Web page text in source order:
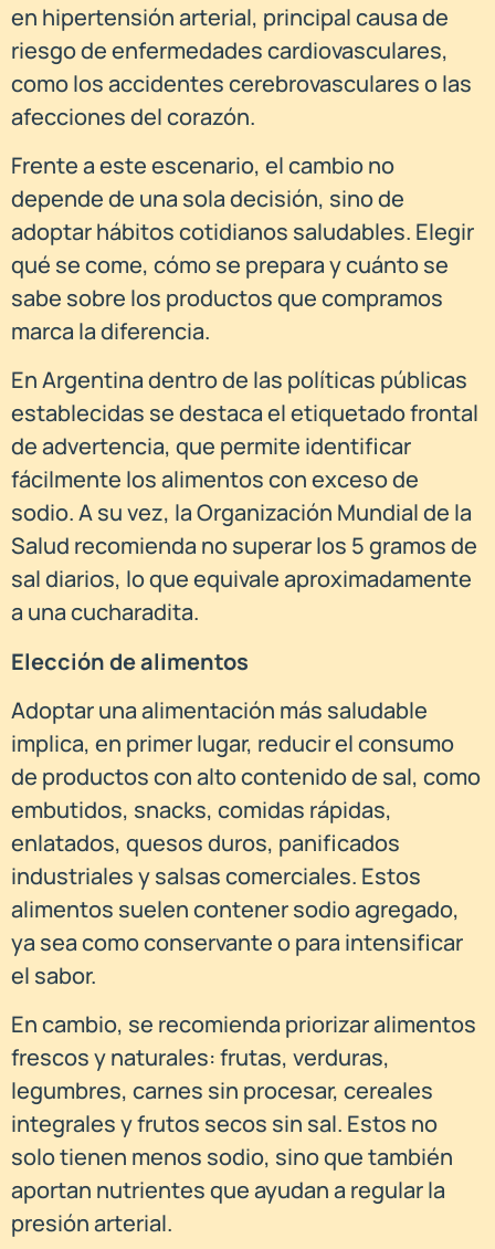
en hipertensión arterial, principal causa de
riesgo de enfermedades cardiovasculares,
como los accidentes cerebrovasculares o las
afecciones del corazón.
Frente a este escenario, el cambio no
depende de una sola decisión, sino de
adoptar hábitos cotidianos saludables. Elegir
qué se come, cómo se prepara y cuánto se
sabe sobre los productos que compramos
marca la diferencia.
En Argentina dentro de las políticas públicas
establecidas se destaca el etiquetado frontal
de advertencia, que permite identificar
fácilmente los alimentos con exceso de
sodio. A su vez, la Organización Mundial de la
Salud recomienda no superar los 5 gramos de
sal diarios, lo que equivale aproximadamente
a una cucharadita.
Elección de alimentos
Adoptar una alimentación más saludable
implica, en primer lugar, reducir el consumo
de productos con alto contenido de sal, como
embutidos, snacks, comidas rápidas,
enlatados, quesos duros, panificados
industriales y salsas comerciales. Estos
alimentos suelen contener sodio agregado,
ya sea como conservante o para intensificar
el sabor.
En cambio, se recomienda priorizar alimentos
frescos y naturales: frutas, verduras,
legumbres, carnes sin procesar, cereales
integrales y frutos secos sin sal. Estos no
solo tienen menos sodio, sino que también
aportan nutrientes que ayudan a regular la
presión arterial.